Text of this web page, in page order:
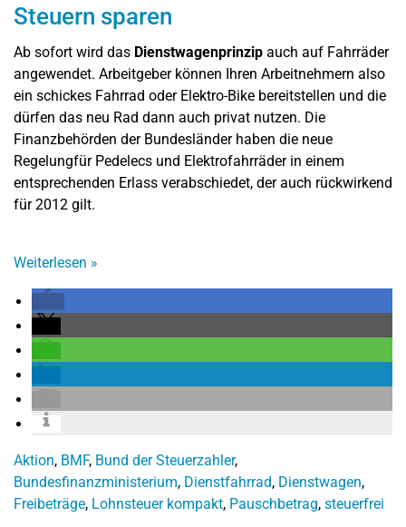
Steuern sparen
Ab sofort wird das Dienstwagenprinzip auch auf Fahrräder
angewendet. Arbeitgeber können Ihren Arbeitnehmern also
ein schickes Fahrrad oder Elektro-Bike bereitstellen und die
dürfen das neu Rad dann auch privat nutzen. Die
Finanzbehörden der Bundesländer haben die neue
Regelungfür Pedelecs und Elektrofahrräder in einem
entsprechenden Erlass verabschiedet, der auch rückwirkend
für 2012 gilt.
Weiterlesen »
Aktion, BMF, Bund der Steuerzahler,
Bundesfinanzministerium, Dienstfahrrad, Dienstwagen,
Freibeträge, Lohnsteuer kompakt, Pauschbetrag, steuerfrei